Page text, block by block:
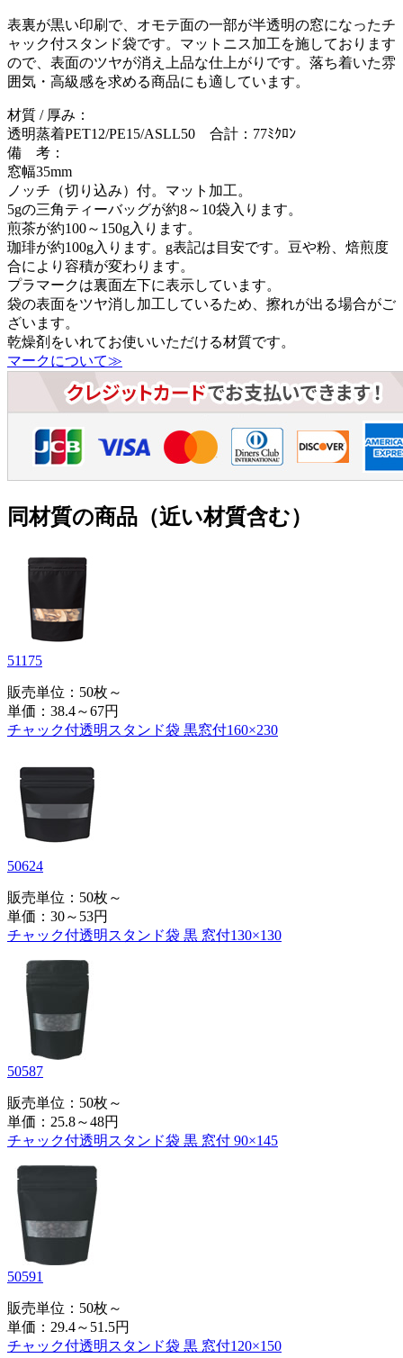
表裏が黒い印刷で、オモテ面の一部が半透明の窓になったチ
ャック付スタンド袋です。マットニス加工を施しております
ので、表面のツヤが消え上品な仕上がりです。落ち着いた雰
囲気・高級感を求める商品にも適しています。
材質 / 厚み：
透明蒸着PET12/PE15/ASLL50 合計：77ﾐｸﾛﾝ
備 考：
窓幅35mm
ノッチ（切り込み）付。マット加工。
5gの三角ティーバッグが約8～10袋入ります。
煎茶が約100～150g入ります。
珈琲が約100g入ります。g表記は目安です。豆や粉、焙煎度
合により容積が変わります。
プラマークは裏面左下に表示しています。
袋の表面をツヤ消し加工しているため、擦れが出る場合がご
ざいます。
乾燥剤をいれてお使いいただける材質です。
マークについて≫
同材質の商品（近い材質含む）
51175
販売単位：50枚～
単価： 38.4～67円
チャック付透明スタンド袋 黒窓付160×230
50624
販売単位：50枚～
単価： 30～53円
チャック付透明スタンド袋 黒 窓付130×130
50587
販売単位：50枚～
単価： 25.8～48円
チャック付透明スタンド袋 黒 窓付 90×145
50591
販売単位：50枚～
単価： 29.4～51.5円
チャック付透明スタンド袋 黒 窓付120×150